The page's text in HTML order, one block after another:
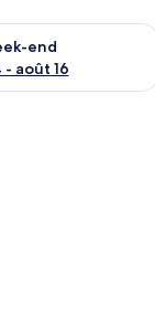
end
- août 16
pour ce week-